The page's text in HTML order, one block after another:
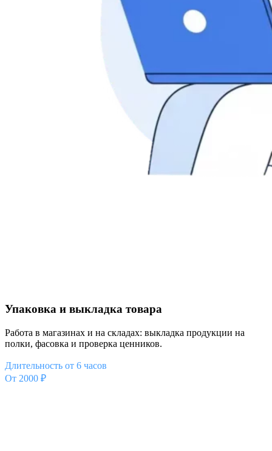
Упаковка и выкладка товара
Работа в магазинах и на складах: выкладка продукции на
полки, фасовка и проверка ценников.
Длительность от 6 часов
От 2000 ₽